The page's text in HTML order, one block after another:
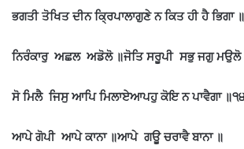
ਭਗਤੀ ਤੋਖਿਤ ਦੀਨ ਕ੍ਰਿਪਾਲਾਗੁਣੇ ਨ ਕਿਤ ਹੀ ਹੈ ਭਿਗਾ
ਨਿਰੰਕਾਰੁ ਅਛਲ ਅਡੋਲੋ ॥ਜੋਤਿ ਸਰੂਪੀ ਸਭੁ ਜਗੁ ਮਉਲੋ
ਸੋ ਮਿਲੈ ਜਿਸੁ ਆਪਿ ਮਿਲਾਏਆਪਹੁ ਕੋਇ ਨ ਪਾਵੈਗਾ
ਆਪੇ ਗੋਪੀ ਆਪੇ ਕਾਨਾ ॥ਆਪੇ ਗਊ ਚਰਾਵੈ ਬਾਨਾ ॥